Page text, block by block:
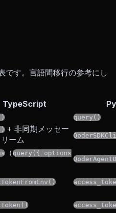
です。言語間移行の参考にし
TypeScript
query()
+ 非同期メッセー
ーム
（query({ options